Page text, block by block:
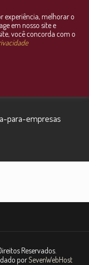
OnLine
para-empresas
Reservados.
porSevenWebHost
experiência, melhorar o
em nosso site e
você concorda com o